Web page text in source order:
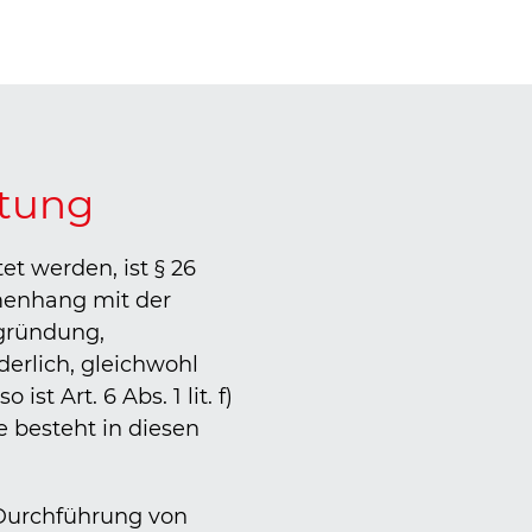
werden, ist § 26
mit der
gleichwohl
ist Art. 6 Abs. 1 lit. f)
besteht in diesen
von